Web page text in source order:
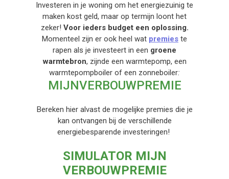
Investeren in je woning om het energiezuinig te
maken kost geld, maar op termijn loont het
zeker! Voor ieders budget een oplossing.
Momenteel zijn er ook heel wat premies te
rapen als je investeert in een groene
warmtebron, zijnde een warmtepomp, een
warmtepompboiler of een zonneboiler:
MIJNVERBOUWPREMIE
Bereken hier alvast de mogelijke premies die je
kan ontvangen bij de verschillende
energiebesparende investeringen!
SIMULATOR MIJN
VERBOUWPREMIE